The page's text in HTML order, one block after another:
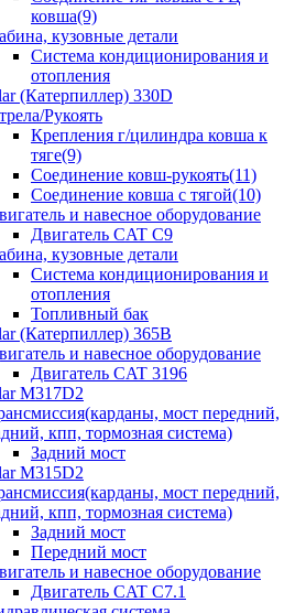
ковша(9)
кузовные детали
Система кондиционирования и
отопления
(Катерпиллер) 330D
Рукоять
Крепления г/цилиндра ковша к
тяге(9)
Соединение ковш-рукоять(11)
Соединение ковша с тягой(10)
и навесное оборудование
Двигатель CAT C9
кузовные детали
Система кондиционирования и
отопления
Топливный бак
(Катерпиллер) 365B
и навесное оборудование
Двигатель CAT 3196
M317D2
мост передний,
кпп, тормозная система)
Задний мост
M315D2
мост передний,
кпп, тормозная система)
Задний мост
Передний мост
и навесное оборудование
Двигатель CAT C7.1